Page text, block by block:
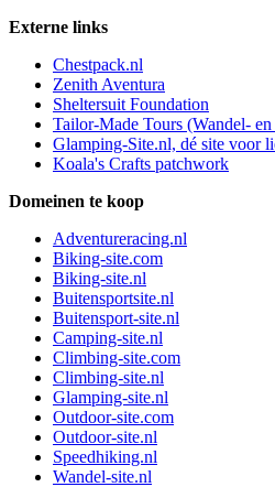
Externe links
Chestpack.nl
Zenith Aventura
Sheltersuit Foundation
Tailor-Made Tours (Wandel-
Glamping-Site.nl, dé site voor
Koala's Crafts patchwork
Domeinen te koop
Adventureracing.nl
Biking-site.com
Biking-site.nl
Buitensportsite.nl
Buitensport-site.nl
Camping-site.nl
Climbing-site.com
Climbing-site.nl
Glamping-site.nl
Outdoor-site.com
Outdoor-site.nl
Speedhiking.nl
Wandel-site.nl